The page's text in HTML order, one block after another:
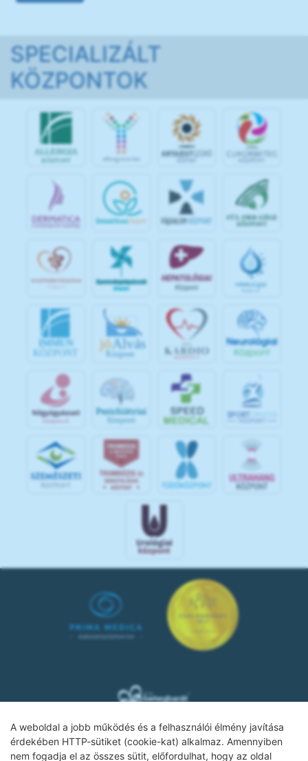
A weboldal a jobb működés és a felhasználói élmény javítása
érdekében HTTP-sütiket (cookie-kat) alkalmaz. Amennyiben
nem fogadja el az összes sütit, előfordulhat, hogy az oldal
SPECIALIZÁLT
KÖZPONTOK
IMMUN
KÖZPONT
jó Alvás
Központ
SPOR